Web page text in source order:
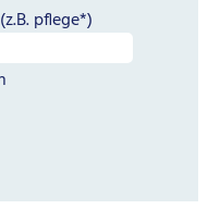
pflege*)